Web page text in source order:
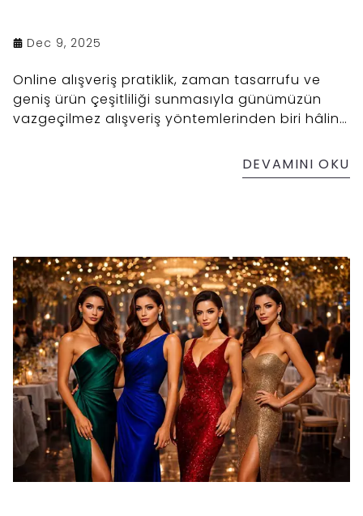
Dec 9, 2025
Online alışveriş pratiklik, zaman tasarrufu ve
geniş ürün çeşitliliği sunmasıyla günümüzün
vazgeçilmez alışveriş yöntemlerinden biri hâline
DEVAMINI OKU